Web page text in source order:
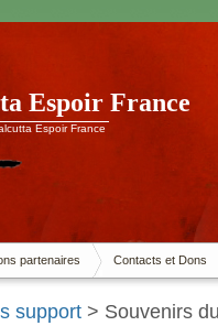
Espoir France
Espoir France
partenaires Contacts et Dons
support > Souvenirs